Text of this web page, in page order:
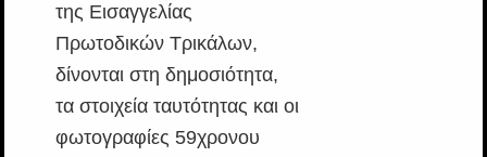
της Εισαγγελίας
Πρωτοδικών Τρικάλων,
δίνονται στη δημοσιότητα,
τα στοιχεία ταυτότητας και οι
φωτογραφίες 59χρονου